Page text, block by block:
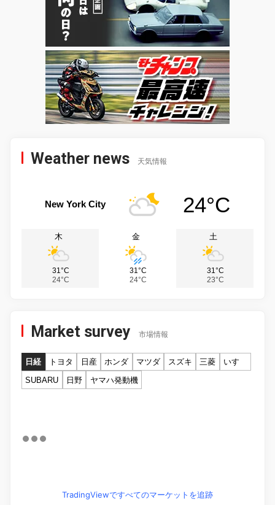
Weather news 天気情報
New York City 24°C
木
31°C
24°C
金
31°C
24°C
土
31°C
23°C
Market survey 市場情報
日経 トヨタ 日産 ホンダ マツダ スズキ 三菱
いすゞ
SUBARU
日野 ヤマハ発動機
TradingViewですべてのマーケットを追跡